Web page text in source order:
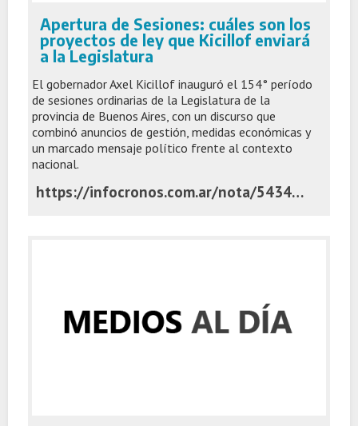
Apertura de Sesiones: cuáles son los
proyectos de ley que Kicillof enviará
a la Legislatura
El gobernador Axel Kicillof inauguró el 154° período
de sesiones ordinarias de la Legislatura de la
provincia de Buenos Aires, con un discurso que
combinó anuncios de gestión, medidas económicas y
un marcado mensaje político frente al contexto
nacional.
https://infocronos.com.ar/nota/54343/apertura-de-sesiones-cuales-son-los-proyectos-de-ley-que-kicillof-enviara-a-la-legislatura/